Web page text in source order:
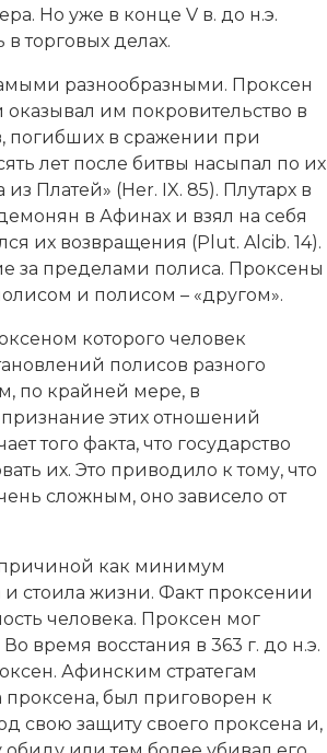
Но уже в конце V в. до н.э.
торговых делах.
разнообразными. Проксен
им покровительство в
погибших в сражении при
лет после битвы насыпал по их
Платей» (Her. IX. 85). Плутарх в
в Афинах и взял на себя
их возвращения (Plut. Alcib. 14).
за пределами полиса. Проксены
и полисом – «другом».
которого человек
полисов разного
по крайней мере, в
этих отношений
того факта, что государство
их. Это приводило к тому, что
сложным, оно зависело от
причиной как минимум
стоила жизни. Факт проксении
человека. Проксен мог
время восстания в 363 г. до н.э.
Афинским стратегам
проксена, был приговорен к
свою защиту своего проксена и,